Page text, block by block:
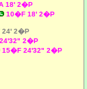
18' 2�P
10�F 18' 2�P
24' 2�P
2�P
15�F 24'32" 2�P